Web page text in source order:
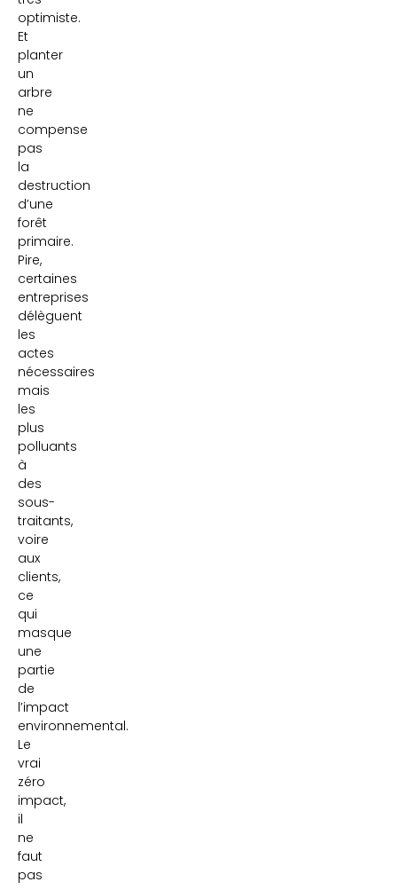
optimiste.
Et
planter
un
arbre
ne
compense
pas
la
destruction
d’une
forêt
primaire.
Pire,
certaines
entreprises
délèguent
les
actes
nécessaires
mais
les
plus
polluants
à
des
sous-
traitants,
voire
aux
clients,
ce
qui
masque
une
partie
de
l’impact
environnemental.
Le
vrai
zéro
impact,
il
ne
faut
pas